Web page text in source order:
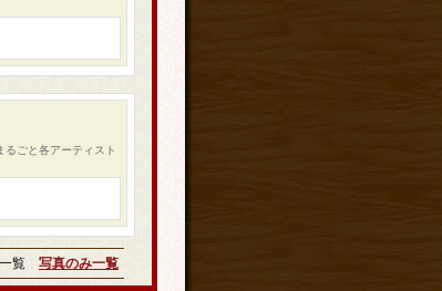
るごと各アーティスト
覧 写真のみ一覧